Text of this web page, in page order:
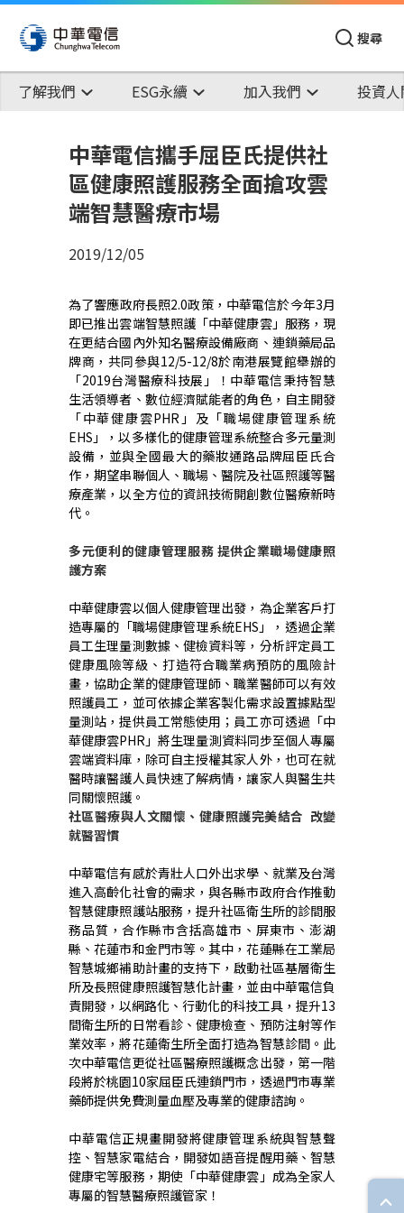
搜尋
了解我們 ESG永續 加入我們 投資
中華電信攜手屈臣氏提供社
區健康照護服務全面搶攻雲
端智慧醫療市場
2019/12/05
為了響應政府長照2.0政策，中華電信於今年3月
即已推出雲端智慧照護「中華健康雲」服務，現
在更結合國內外知名醫療設備廠商、連鎖藥局品
牌商，共同參與12/5-12/8於南港展覽館舉辦的
「2019台灣醫療科技展」！中華電信秉持智慧
生活領導者、數位經濟賦能者的角色，自主開發
「中華健康雲PHR」及「職場健康管理系統
EHS」，以多樣化的健康管理系統整合多元量測
設備，並與全國最大的藥妝通路品牌屈臣氏合
作，期望串聯個人、職場、醫院及社區照護等醫
療產業，以全方位的資訊技術開創數位醫療新時
代。
多元便利的健康管理服務 提供企業職場健康照
護方案
中華健康雲以個人健康管理出發，為企業客戶打
造專屬的「職場健康管理系統EHS」，透過企業
員工生理量測數據、健檢資料等，分析評定員工
健康風險等級、打造符合職業病預防的風險計
畫，協助企業的健康管理師、職業醫師可以有效
照護員工，並可依據企業客製化需求設置據點型
量測站，提供員工常態使用；員工亦可透過「中
華健康雲PHR」將生理量測資料同步至個人專屬
雲端資料庫，除可自主授權其家人外，也可在就
醫時讓醫護人員快速了解病情，讓家人與醫生共
同關懷照護。
社區醫療與人文關懷、健康照護完美結合 改變
就醫習慣
中華電信有感於青壯人口外出求學、就業及台灣
進入高齡化社會的需求，與各縣市政府合作推動
智慧健康照護站服務，提升社區衛生所的診間服
務品質，合作縣市含括高雄市、屏東市、澎湖
縣、花蓮市和金門市等。其中，花蓮縣在工業局
智慧城鄉補助計畫的支持下，啟動社區基層衛生
所及長照健康照護智慧化計畫，並由中華電信負
責開發，以網路化、行動化的科技工具，提升13
間衛生所的日常看診、健康檢查、預防注射等作
業效率，將花蓮衛生所全面打造為智慧診間。此
次中華電信更從社區醫療照護概念出發，第一階
段將於桃園10家屈臣氏連鎖門市，透過門市專業
藥師提供免費測量血壓及專業的健康諮詢。
中華電信正規畫開發將健康管理系統與智慧聲
控、智慧家電結合，開發如語音提醒用藥、智慧
健康宅等服務，期使「中華健康雲」成為全家人
專屬的智慧醫療照護管家！